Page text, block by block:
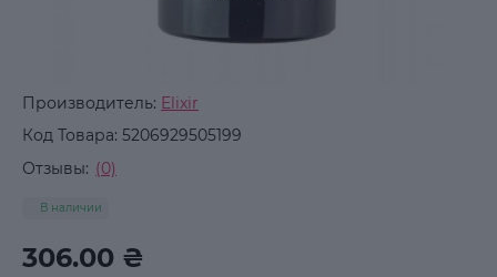
Производитель: Elixir
Код Товара: 5206929505199
Отзывы: (0)
В наличии
306.00 ₴